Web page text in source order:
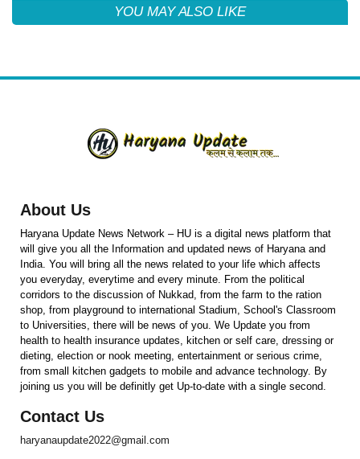
YOU MAY ALSO LIKE
About Us
Haryana Update News Network – HU is a digital news platform that
will give you all the Information and updated news of Haryana and
India. You will bring all the news related to your life which affects
you everyday, everytime and every minute. From the political
corridors to the discussion of Nukkad, from the farm to the ration
shop, from playground to international Stadium, School's Classroom
to Universities, there will be news of you. We Update you from
health to health insurance updates, kitchen or self care, dressing or
dieting, election or nook meeting, entertainment or serious crime,
from small kitchen gadgets to mobile and advance technology. By
joining us you will be definitly get Up-to-date with a single second.
Contact Us
haryanaupdate2022@gmail.com